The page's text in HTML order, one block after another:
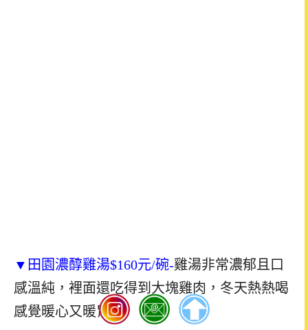
▼田園濃醇雞湯$160元/碗-雞湯非常濃郁且口
感溫純，裡面還吃得到大塊雞肉，冬天熱熱喝
感覺暖心又暖胃！